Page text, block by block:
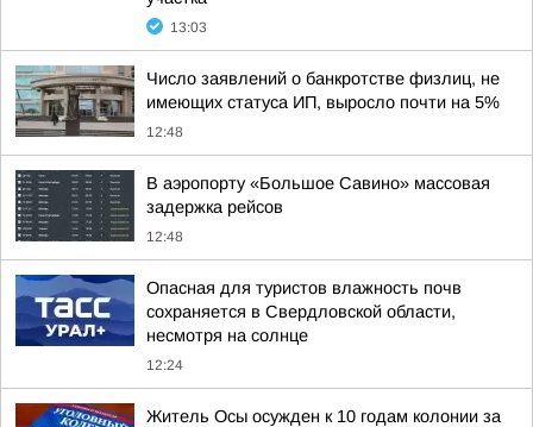
13:03
Число заявлений о банкротстве физлиц, не
имеющих статуса ИП, выросло почти на 5%
12:48
В аэропорту «Большое Савино» массовая
задержка рейсов
12:48
Опасная для туристов влажность почв
сохраняется в Свердловской области,
несмотря на солнце
12:24
Житель Осы осужден к 10 годам колонии за